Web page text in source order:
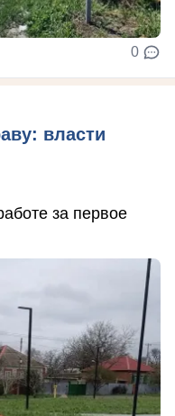
0
власти
за первое